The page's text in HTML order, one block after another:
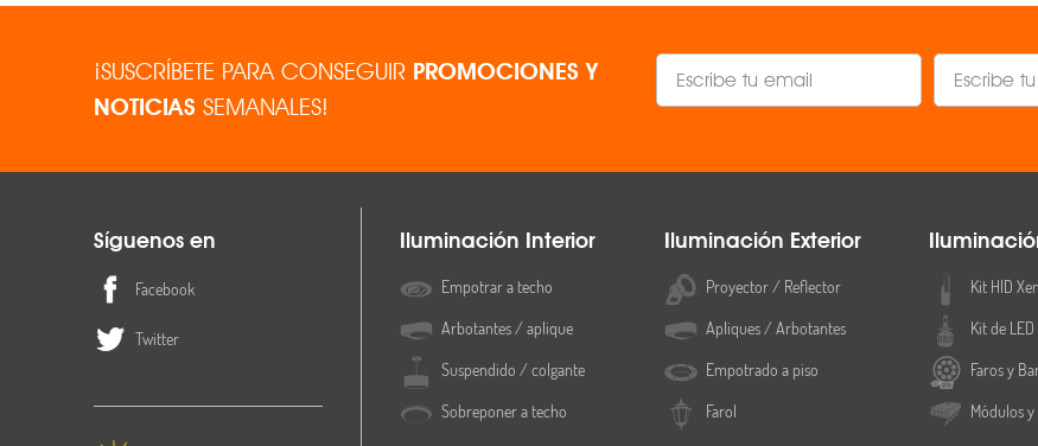
¡SUSCRÍBETE PARA CONSEGUIR PROMOCIONES Y
NOTICIAS SEMANALES!
Síguenos en
Facebook
Twitter
Iluminación Interior
Empotrar a techo
Arbotantes / aplique
Suspendido / colgante
Sobreponer a techo
Iluminación Exterior
Proyector / Reflector
Apliques / Arbotantes
Empotrado a piso
Farol
Kit HID
Kit de LED
Faros y
Módulos